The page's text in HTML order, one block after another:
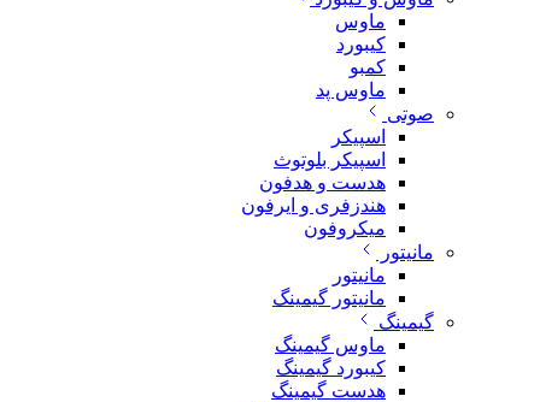
ماوس
کیبورد
کمبو
ماوس پد
صوتی
اسپیکر
اسپیکر بلوتوث
هدست و هدفون
هندزفری و ایرفون
میکروفون
مانیتور
مانیتور
مانیتور گیمینگ
گیمینگ
ماوس گیمینگ
کیبورد گیمینگ
هدست گیمینگ